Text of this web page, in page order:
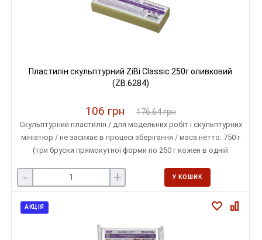
Пластилін скульптурний ZiBi Classic 250г оливковий
(ZB.6284)
106 грн 176.64 грн
Скульптурний пластилін / для модельних робіт і скульптурних
мініатюр / не засихає в процесі зберігання / маса нетто: 750 г
(три бруски прямокутної форми по 250 г кожен в одній
- + У КОШИК
АКЦІЯ